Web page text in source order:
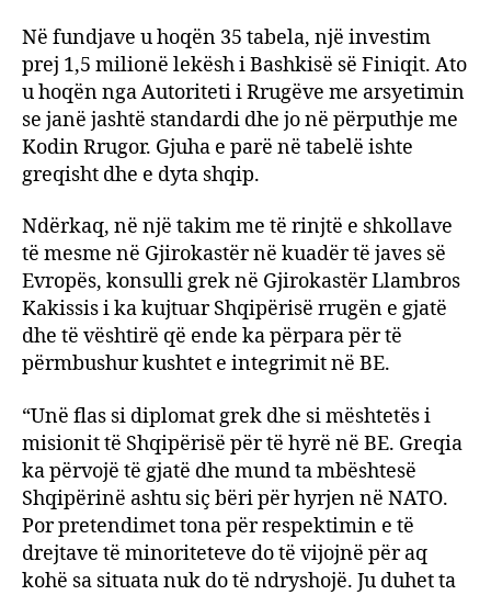
Në fundjave u hoqën 35 tabela, një investim
prej 1,5 milionë lekësh i Bashkisë së Finiqit. Ato
u hoqën nga Autoriteti i Rrugëve me arsyetimin
se janë jashtë standardi dhe jo në përputhje me
Kodin Rrugor. Gjuha e parë në tabelë ishte
greqisht dhe e dyta shqip.
Ndërkaq, në një takim me të rinjtë e shkollave
të mesme në Gjirokastër në kuadër të javes së
Evropës, konsulli grek në Gjirokastër Llambros
Kakissis i ka kujtuar Shqipërisë rrugën e gjatë
dhe të vështirë që ende ka përpara për të
përmbushur kushtet e integrimit në BE.
“Unë flas si diplomat grek dhe si mështetës i
misionit të Shqipërisë për të hyrë në BE. Greqia
ka përvojë të gjatë dhe mund ta mbështesë
Shqipërinë ashtu siç bëri për hyrjen në NATO.
Por pretendimet tona për respektimin e të
drejtave të minoriteteve do të vijojnë për aq
kohë sa situata nuk do të ndryshojë. Ju duhet ta